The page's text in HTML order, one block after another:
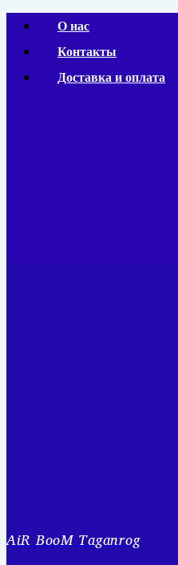
Перейти
содержимому
О нас
Контакты
Доставка и оплата
AiR BooM Taganrog